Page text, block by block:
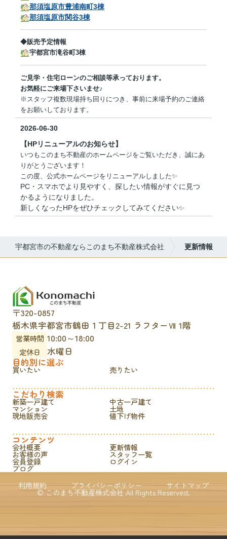
那須塩原市豊浦南町3棟
那須塩原市関谷3棟
◆販売予定情報
宇都宮市滝谷町3棟
ご見学・住宅ローンのご相談等承っております。
お気軽にご来場下さいませ♪
※スタッフ複数現場持ち回りにつき、事前に来場予約のご連絡
をお願いしております。
2026-06-30
【HPリニューアルのお知らせ】
いつもこのまち不動産のホームページをご覧いただき、誠にあ
りがとうございます！
この度、公式ホームページをリニューアルしました✨
PC・スマホでより見やすく、探したい情報がすぐに見つ
かるようになりました。
新しくなったHPをぜひチェックしてみてください✨
宇都宮市の不動産ならこのまち不動産株式会社 更新情報
〒320-0857
栃木県宇都宮市鶴田１丁目2-21 ラフターⅦ 1階
営業時間 10:00～18:00
定休日
水曜日
目的別に選ぶ
買いたい 売りたい
こだわり検索
新築一戸建て 中古一戸建て
マンション 土地
現地販売会 値下げ物件
コンテンツ
会社概要 更新情報
お客様の声 スタッフ一覧
会員登録 ログイン
ブログ
利用規約
プライバシーポリシー サイトマップ
© このまち不動産株式会社 All Rights Reserved.